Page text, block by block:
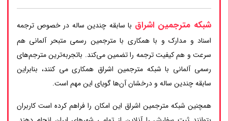
شبکه مترجمین اشراق با سابقه چندین ساله در خصوص ترجمه
اسناد و مدارک و با همکاری با مترجمین رسمی متبحر آلمانی هم
سرعت و هم کیفیت ترجمه را تضمین می‌کند. باتجربه‌ترین مترجم‌های
رسمی آلمانی با شبکه مترجمین اشراق همکاری می کنند، بنابراین
سابقه چندین ساله و درخشان آن‌ها گویای این مهم است.
همچنین شبکه مترجمین اشراق این امکان را فراهم کرده است کاربران